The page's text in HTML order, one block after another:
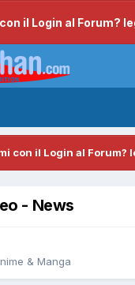
il Login al Forum?
con il Login al Forum?
- News
& Manga